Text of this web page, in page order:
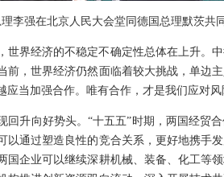
李强在北京人民大会堂同德国总理默茨共
世界经济的不稳定不确定性总体在上升。
前，世界经济仍然面临着较大挑战，单边
当加强合作。唯有合作，才是我们应对
回升向好势头。“十五五”时期，两国经贸
以通过塑造良性的竞合关系，更好地携手
国企业可以继续深耕机械、装备、化工等